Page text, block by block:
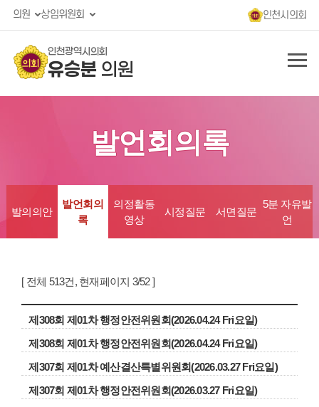
의원 상임위원회 인천시의회
인천광역시의회
유승분 의원
발언회의록
발의의안
발언회의
록
의정활동
영상
시정질문 서면질문
5분 자유발
언
[ 전체 513건, 현재페이지 3/52 ]
제308회 제01차 행정안전위원회(2026.04.24 Fri요일)
제308회 제01차 행정안전위원회(2026.04.24 Fri요일)
제307회 제01차 예산결산특별위원회(2026.03.27 Fri요일)
제307회 제01차 행정안전위원회(2026.03.27 Fri요일)